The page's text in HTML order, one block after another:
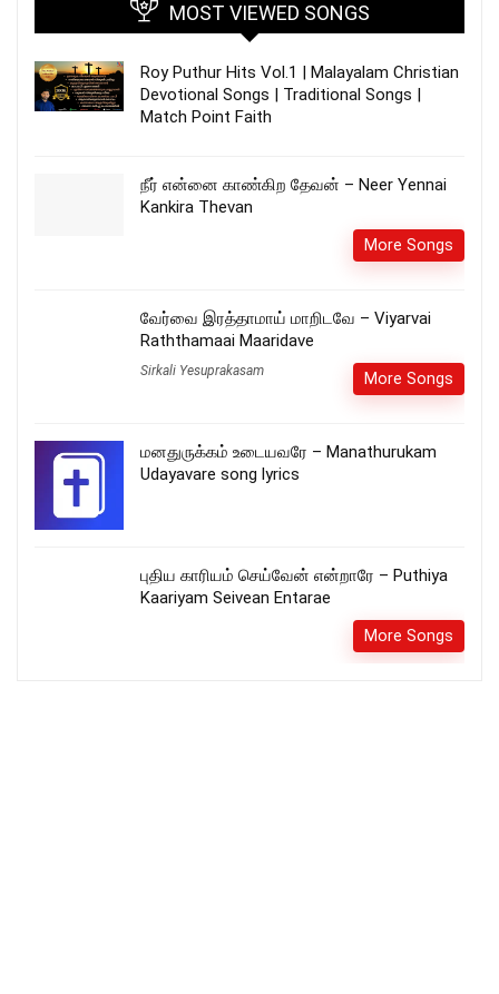
MOST VIEWED SONGS
Roy Puthur Hits Vol.1 | Malayalam Christian
Devotional Songs | Traditional Songs |
Match Point Faith
நீர் என்னை காண்கிற தேவன் – Neer Yennai
Kankira Thevan
More Songs
வேர்வை இரத்தாமாய் மாறிடவே – Viyarvai
Raththamaai Maaridave
Sirkali Yesuprakasam More Songs
மனதுருக்கம் உடையவரே – Manathurukam
Udayavare song lyrics
புதிய காரியம் செய்வேன் என்றாரே – Puthiya
Kaariyam Seivean Entarae
More Songs